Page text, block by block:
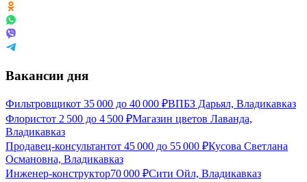
Вакансии дня
Фильтровщикот 35 000 до 40 000 ₽ВПБЗ Дарьял, Владикавказ
Флористот 2 500 до 4 500 ₽Магазин цветов Лаванда,
Владикавказ
Продавец-консультантот 45 000 до 55 000 ₽Кусова Светлана
Османовна, Владикавказ
Инженер-конструктор70 000 ₽Сити Ойл, Владикавказ